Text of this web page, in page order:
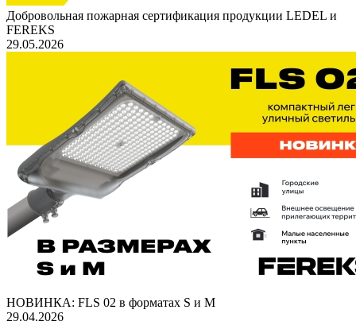
Добровольная пожарная сертификация продукции LEDEL и
FEREKS
29.05.2026
НОВИНКА: FLS 02 в форматах S и M
29.04.2026